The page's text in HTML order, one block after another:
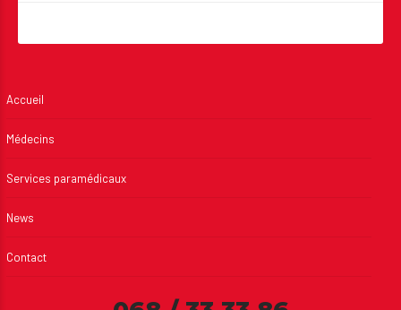
Accueil
Médecins
Services paramédicaux
News
Contact